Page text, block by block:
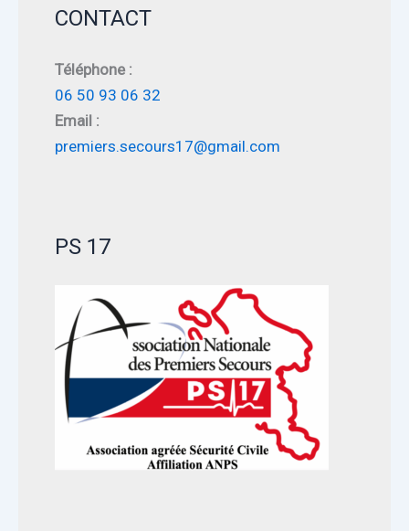
CONTACT
Téléphone :
06 50 93 06 32
Email :
premiers.secours17@gmail.com
PS 17